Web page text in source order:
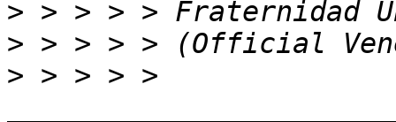
>
>
> > > > >